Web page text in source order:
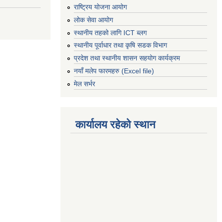
राष्ट्रिय योजना आयोग
लोक सेवा आयोग
स्थानीय तहको लागि ICT ब्लग
स्थानीय पूर्वाधार तथा कृषि सडक विभाग
प्रदेश तथा स्थानीय शासन सहयोग कार्यक्रम
नयाँ मलेप फारमहरु (Excel file)
मेल सर्भर
कार्यालय रहेको स्थान